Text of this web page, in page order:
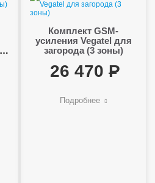
Комплект GSM-
усиления Vegatel для
загорода (3 зоны)
26 470
Подробнее